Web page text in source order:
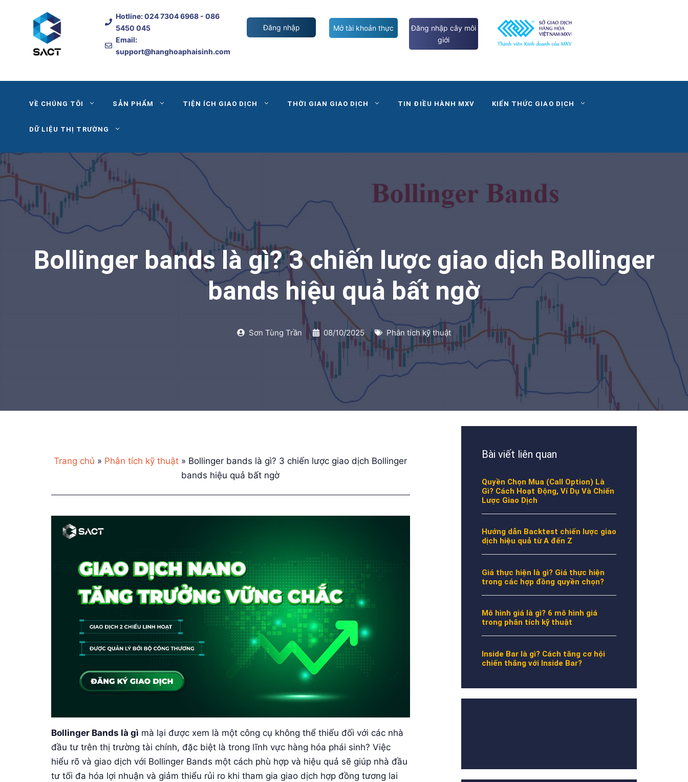
Hotline:024 7304 6968 - 086
5450 045
Email:
support@hanghoaphaisinh.com
Đăng nhập Mở tài khoản thực
Đăng nhập cây môi
giới
VỀ CHÚNG TÔI SẢN PHẨM TIỆN ÍCH GIAO DỊCH THỜI GIAN GIAO DỊCH TIN ĐIỀU HÀNH MXV KIẾN THỨC GIAO DỊCH
DỮ LIỆU THỊ TRƯỜNG
Bollinger bands là gì? 3 chiến lược giao dịch Bollinger
bands hiệu quả bất ngờ
Sơn Tùng Trần 08/10/2025 Phân tích kỹ thuật
Trang chủ » Phân tích kỹ thuật » Bollinger bands là gì? 3 chiến lược giao dịch Bollinger
bands hiệu quả bất ngờ
Bollinger Bands là gì mà lại được xem là một công cụ không thể thiếu đối với các nhà
đầu tư trên thị trường tài chính, đặc biệt là trong lĩnh vực hàng hóa phái sinh? Việc
hiểu rõ và giao dịch với Bollinger Bands một cách phù hợp và hiệu quả sẽ giúp nhà đầu
tư tối đa hóa lợi nhuận và giảm thiểu rủi ro khi tham gia giao dịch hợp đồng tương lai
Bài viết liên quan
Quyền Chọn Mua (Call Option) Là
Gì? Cách Hoạt Động, Ví Dụ Và Chiến
Lược Giao Dịch
Hướng dẫn Backtest chiến lược giao
dịch hiệu quả từ A đến Z
Giá thực hiện là gì? Giá thực hiện
trong các hợp đồng quyền chọn?
Mô hình giá là gì? 6 mô hình giá
trong phân tích kỹ thuật
Inside Bar là gì? Cách tăng cơ hội
chiến thắng với Inside Bar?